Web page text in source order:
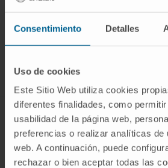
Consentimiento Detalles
Uso de cookies
Este Sitio Web utiliza cookies
diferentes finalidades, como
usabilidad de la página web,
preferencias o realizar analíticas de
web. A continuación, puede
rechazar o bien aceptar todas las
ABOUT CIMA
Who we are
Research Center of the Clinica